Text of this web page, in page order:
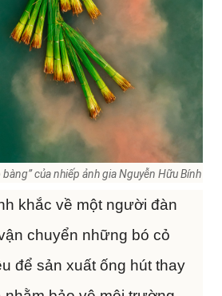
bàng” của nhiếp ảnh gia Nguyễn Hữu Bính
khắc về một người đàn
chuyển những bó cỏ
để sản xuất ống hút thay